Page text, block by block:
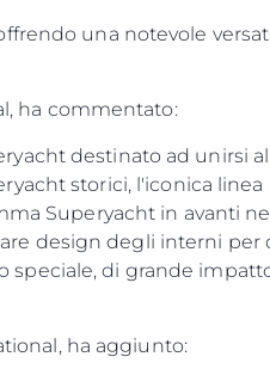
una notevole
ha commentato:
destinato ad unirsi
storici, l'iconica
Superyacht in avanti
design degli interni per
di grande
ha aggiunto:
L'azienda